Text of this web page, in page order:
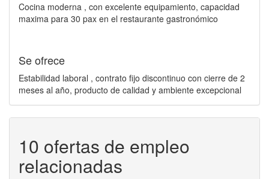
Cocina moderna , con excelente equipamiento, capacidad
maxima para 30 pax en el restaurante gastronómico
Se ofrece
Estabilidad laboral , contrato fijo discontinuo con cierre de 2
meses al año, producto de calidad y ambiente excepcional
10 ofertas de empleo
relacionadas